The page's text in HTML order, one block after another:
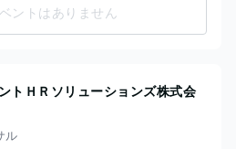
ントはありません
トＨＲソリューションズ株式会
ル